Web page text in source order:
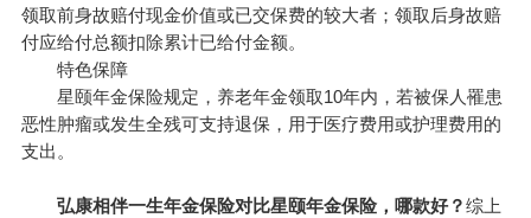
领取前身故赔付现金价值或已交保费的较大者；领取后身故赔
付应给付总额扣除累计已给付金额。
特色保障
星颐年金保险规定，养老年金领取10年内，若被保人罹患
恶性肿瘤或发生全残可支持退保，用于医疗费用或护理费用的
支出。
弘康相伴一生年金保险对比星颐年金保险，哪款好？综上